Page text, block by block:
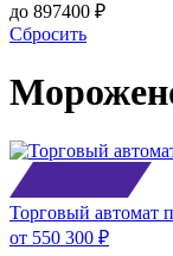
до 897400 ₽
Сбросить
Торговый автомат
от 550 300 ₽